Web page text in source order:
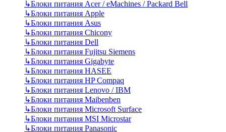
↳Блоки питания Acer / eMachines / Packard Bell
↳Блоки питания Apple
↳Блоки питания Asus
↳Блоки питания Chicony
↳Блоки питания Dell
↳Блоки питания Fujitsu Siemens
↳Блоки питания Gigabyte
↳Блоки питания HASEE
↳Блоки питания HP Compaq
↳Блоки питания Lenovo / IBM
↳Блоки питания Maibenben
↳Блоки питания Microsoft Surface
↳Блоки питания MSI Microstar
↳Блоки питания Panasonic